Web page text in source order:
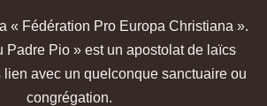
« Fédération Pro Europa Christiana ».
Padre Pio » est un apostolat de laïcs
avec un quelconque sanctuaire ou
congrégation.